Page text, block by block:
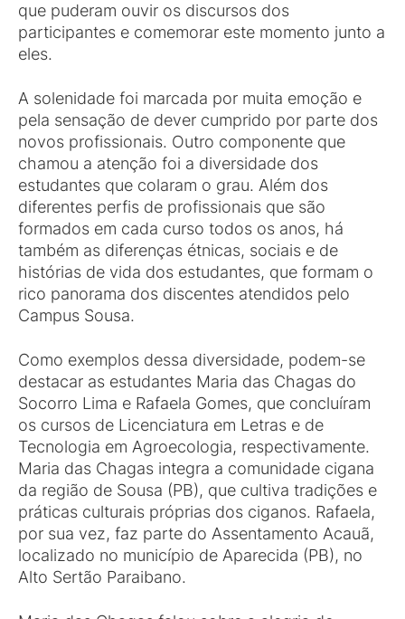
que puderam ouvir os discursos dos
participantes e comemorar este momento junto a
eles.
A solenidade foi marcada por muita emoção e
pela sensação de dever cumprido por parte dos
novos profissionais. Outro componente que
chamou a atenção foi a diversidade dos
estudantes que colaram o grau. Além dos
diferentes perfis de profissionais que são
formados em cada curso todos os anos, há
também as diferenças étnicas, sociais e de
histórias de vida dos estudantes, que formam o
rico panorama dos discentes atendidos pelo
Campus Sousa.
Como exemplos dessa diversidade, podem-se
destacar as estudantes Maria das Chagas do
Socorro Lima e Rafaela Gomes, que concluíram
os cursos de Licenciatura em Letras e de
Tecnologia em Agroecologia, respectivamente.
Maria das Chagas integra a comunidade cigana
da região de Sousa (PB), que cultiva tradições e
práticas culturais próprias dos ciganos. Rafaela,
por sua vez, faz parte do Assentamento Acauã,
localizado no município de Aparecida (PB), no
Alto Sertão Paraibano.